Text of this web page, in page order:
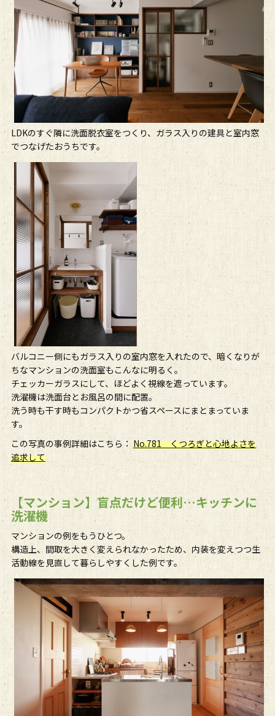
LDKのすぐ隣に洗面脱衣室をつくり、ガラス入りの建具と室内窓
でつなげたおうちです。
バルコニー側にもガラス入りの室内窓を入れたので、暗くなりが
ちなマンションの洗面室もこんなに明るく。
チェッカーガラスにして、ほどよく視線を遮っています。
洗濯機は洗面台とお風呂の間に配置。
洗う時も干す時もコンパクトかつ省スペースにまとまっていま
す。
この写真の事例詳細はこちら：No.781 くつろぎと心地よさを
追求して
【マンション】盲点だけど便利…キッチンに
洗濯機
マンションの例をもうひとつ。
構造上、間取を大きく変えられなかったため、内装を変えつつ生
活動線を見直して暮らしやすくした例です。